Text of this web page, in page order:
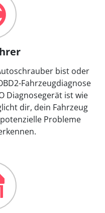
bist oder
Fahrzeugdiagnose
Diagnosegerät ist wie
dir, dein Fahrzeug
Probleme